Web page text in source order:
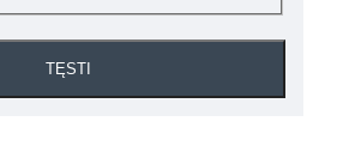
TĘSTI